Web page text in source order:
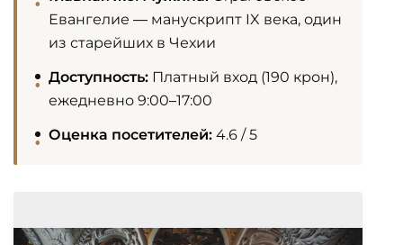
Евангелие — манускрипт IX века, один
из старейших в Чехии
Доступность: Платный вход (190 крон),
ежедневно 9:00–17:00
Оценка посетителей: 4.6 / 5